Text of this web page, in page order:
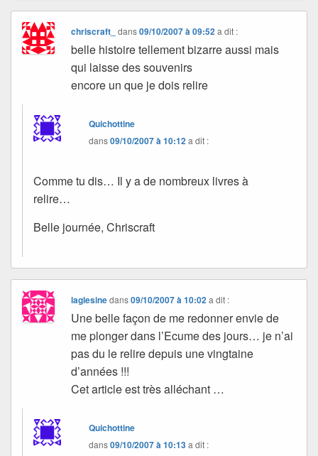
chriscraft_ dans09/10/2007 à 09:52 a dit :
belle histoire tellement bizarre aussi mais
qui laisse des souvenirs
encore un que je dois relire
Quichottine
dans09/10/2007 à 10:12 a dit :
Comme tu dis… Il y a de nombreux livres à
relire…
Belle journée, Chriscraft
laglesinedans09/10/2007 à 10:02 a dit :
Une belle façon de me redonner envie de
me plonger dans l’Ecume des jours… je n’ai
pas du le relire depuis une vingtaine
d’années !!!
Cet article est très alléchant …
Quichottine
dans09/10/2007 à 10:13a dit :